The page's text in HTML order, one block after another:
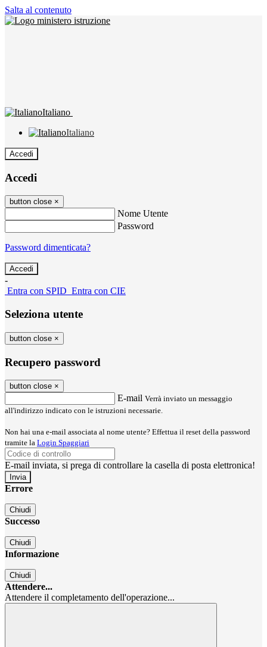
Salta al contenuto
Italiano
Italiano
Accedi
Accedi
button close ×
Nome Utente
Password
Password dimenticata?
-
Entra con SPID Entra con CIE
Seleziona utente
button close ×
Recupero password
button close ×
E-mail Verrà inviato un messaggio
all'indirizzo indicato con le istruzioni necessarie.
Non hai una e-mail associata al nome utente? Effettua il reset della password
tramite la Login Spaggiari
E-mail inviata, si prega di controllare la casella di posta elettronica!
Errore
Chiudi
Successo
Chiudi
Informazione
Chiudi
Attendere...
Attendere il completamento dell'operazione...